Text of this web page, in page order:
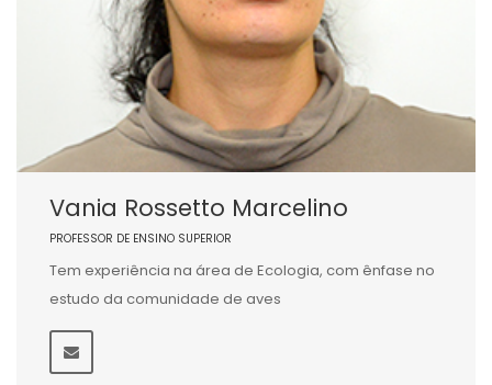
Vania Rossetto Marcelino
PROFESSOR DE ENSINO SUPERIOR
Tem experiência na área de Ecologia, com ênfase no
estudo da comunidade de aves